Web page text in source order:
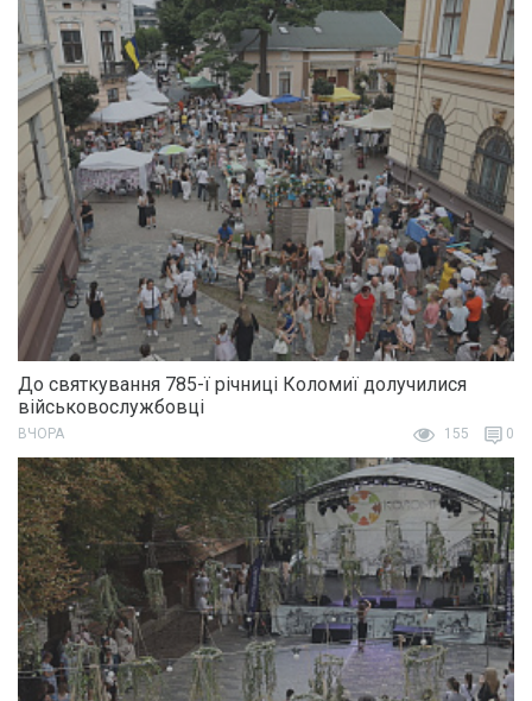
До святкування 785-ї річниці Коломиї долучилися
військовослужбовці
ВЧОРА 155 0